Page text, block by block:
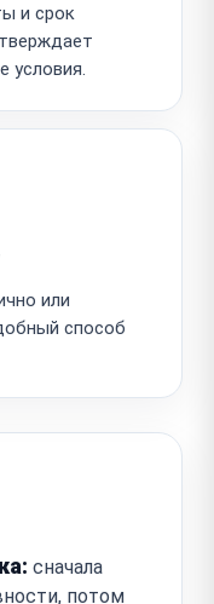
и срок
условия.
или
способ
сначала
потом